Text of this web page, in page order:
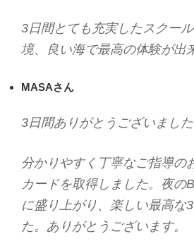
3日間とても充実したスクー
境、良い海で最高の体験が出
MASAさん
3日間ありがとうございました
分かりやすく丁寧なご指導の
カードを取得しました。夜の
に盛り上がり、楽しい最高な
た。ありがとうございます。